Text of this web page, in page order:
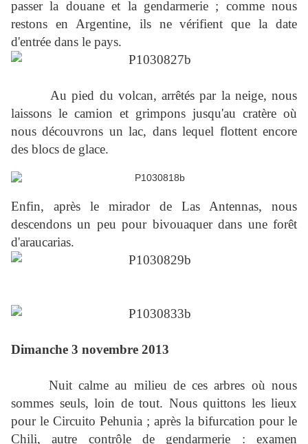
passer la douane et la gendarmerie ; comme nous
restons en Argentine, ils ne vérifient que la date
d'entrée dans le pays.
Au pied du volcan, arrêtés par la neige, nous
laissons le camion et grimpons jusqu'au cratère où
nous découvrons un lac, dans lequel flottent encore
des blocs de glace.
Enfin, après le mirador de Las Antennas, nous
descendons un peu pour bivouaquer dans une forêt
d'araucarias.
Dimanche 3 novembre 2013
Nuit calme au milieu de ces arbres où nous
sommes seuls, loin de tout. Nous quittons les lieux
pour le Circuito Pehunia ; après la bifurcation pour le
Chili, autre contrôle de gendarmerie : examen